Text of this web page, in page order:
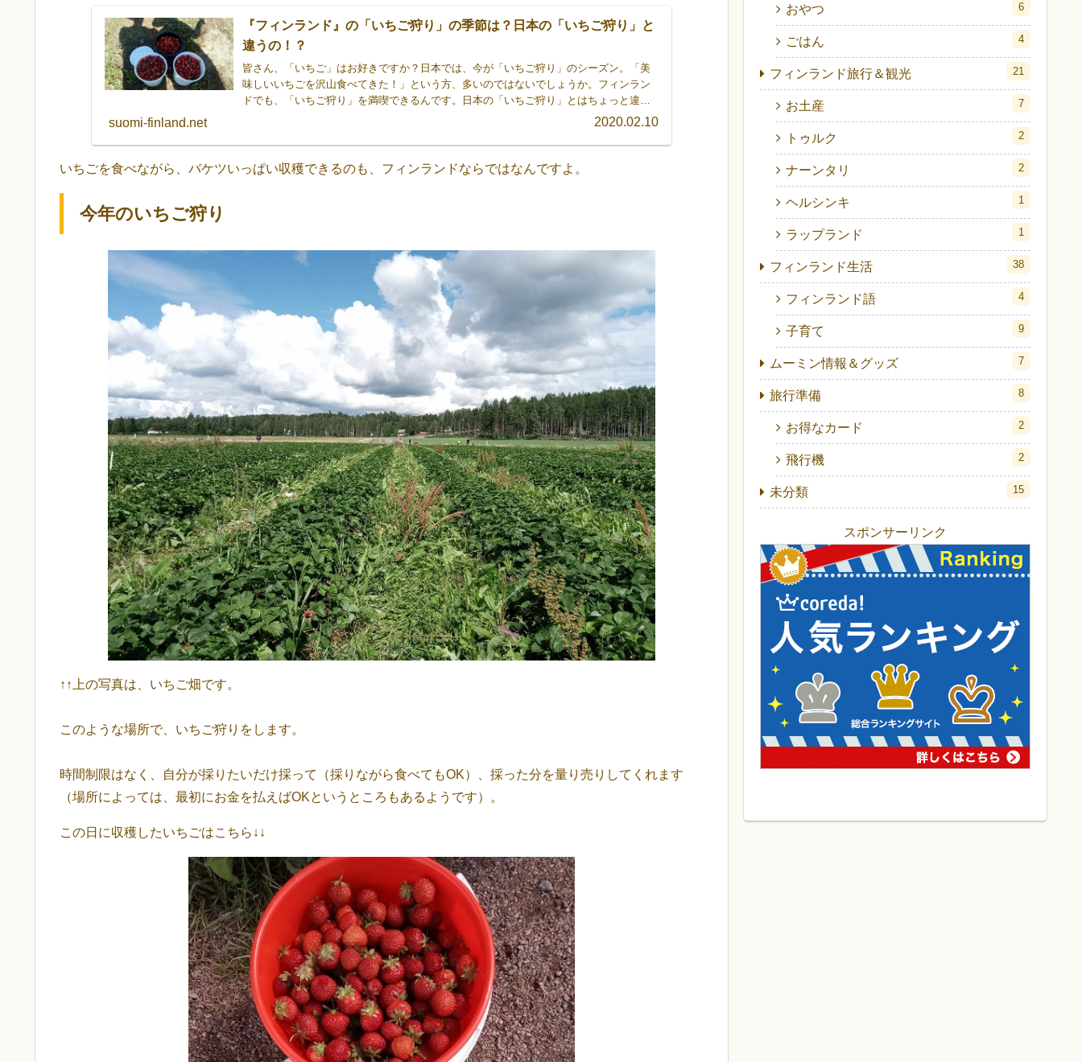
『フィンランド』の「いちご狩り」の季節は？日本の「いちご狩り」と
違うの！？
皆さん、「いちご」はお好きですか？日本では、今が「いちご狩り」のシーズン。「美
味しいいちごを沢山食べてきた！」という方、多いのではないでしょうか。フィンラン
ドでも、「いちご狩り」を満喫できるんです。日本の「いちご狩り」とはちょっと違
う、フィンランドの「いちご狩り」。皆さんも、フィンランドの「いちご狩り」体験し
suomi-finland.net 2020.02.10
いちごを食べながら、バケツいっぱい収穫できるのも、フィンランドならではなんですよ。
今年のいちご狩り
↑↑上の写真は、いちご畑です。
このような場所で、いちご狩りをします。
時間制限はなく、自分が採りたいだけ採って（採りながら食べてもOK）、採った分を量り売りしてくれます
（場所によっては、最初にお金を払えばOKというところもあるようです）。
この日に収穫したいちごはこちら↓↓
おやつ 6
ごはん 4
フィンランド旅行＆観光 21
お土産 7
トゥルク 2
ナーンタリ 2
ヘルシンキ 1
ラップランド 1
フィンランド生活 38
フィンランド語 4
子育て 9
ムーミン情報＆グッズ 7
旅行準備 8
お得なカード 2
飛行機 2
未分類 15
スポンサーリンク